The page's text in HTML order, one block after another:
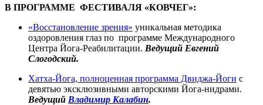
В ПРОГРАММЕ ФЕСТИВАЛЯ «КОВЧЕГ»:
«Восстановление зрения» уникальная методика
оздоровления глаз по программе Международного
Центра Йога-Реабилитации. Ведущий Евгений
Слогодский.
Хатха-Йога, полноценная программа Двиджа-Йоги с
девятью эксклюзивными авторскими Йога-нидрами.
Ведущий Владимир Калабин.